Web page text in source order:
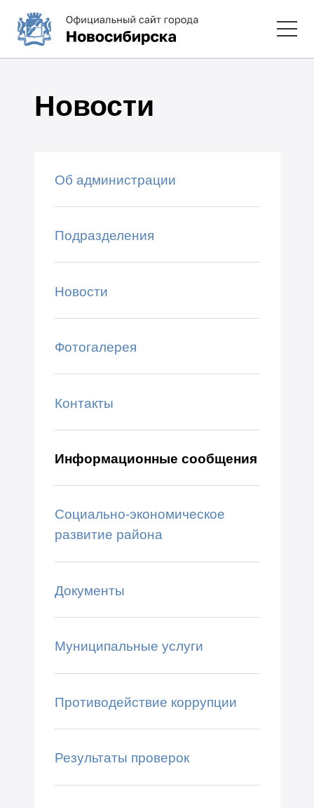
Новости
Об администрации
Подразделения
Новости
Фотогалерея
Контакты
Информационные сообщения
Социально-экономическое
развитие района
Документы
Муниципальные услуги
Противодействие коррупции
Результаты проверок